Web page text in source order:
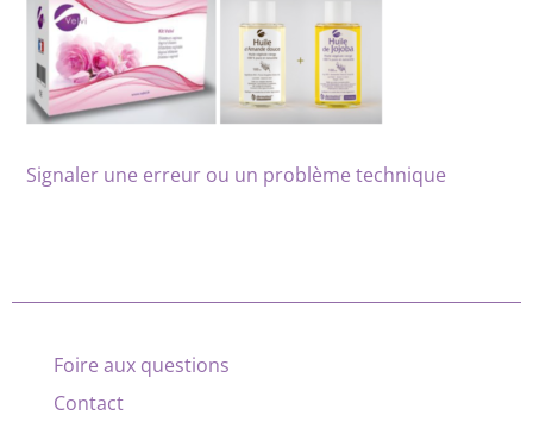
Signaler une erreur ou un problème technique
Foire aux questions
Contact